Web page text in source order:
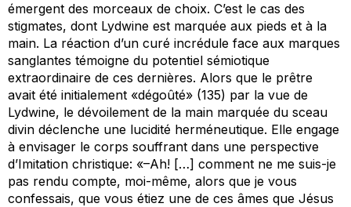
émergent des morceaux de choix. C’est le cas des
stigmates, dont Lydwine est marquée aux pieds et à la
main. La réaction d’un curé incrédule face aux marques
sanglantes témoigne du potentiel sémiotique
extraordinaire de ces dernières. Alors que le prêtre
avait été initialement «dégoûté» (135) par la vue de
Lydwine, le dévoilement de la main marquée du sceau
divin déclenche une lucidité herméneutique. Elle engage
à envisager le corps souffrant dans une perspective
d’Imitation christique: «–Ah! […] comment ne me suis-je
pas rendu compte, moi-même, alors que je vous
confessais, que vous étiez une de ces âmes que Jésus